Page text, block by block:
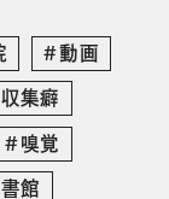
動画
収集癖
嗅覚
書館